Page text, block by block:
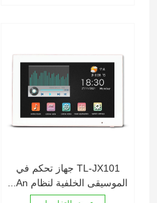
TL-JX101 جهاز تحكم في
الموسيقى الخلفية لنظام An...